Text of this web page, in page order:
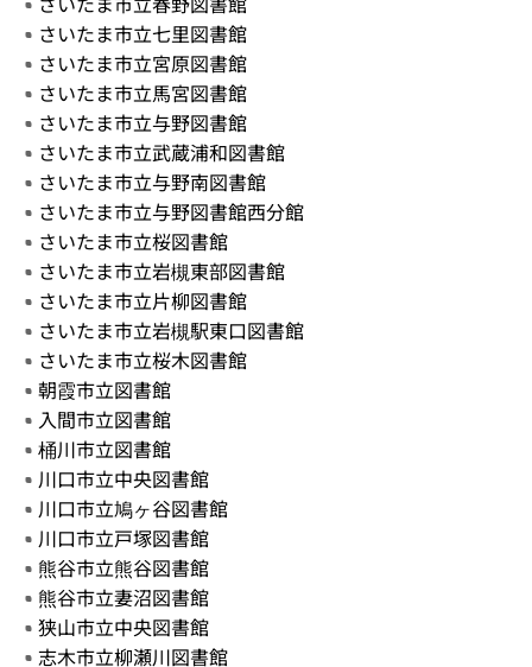
さいたま市立七里図書館
さいたま市立宮原図書館
さいたま市立馬宮図書館
さいたま市立与野図書館
さいたま市立武蔵浦和図書館
さいたま市立与野南図書館
さいたま市立与野図書館西分館
さいたま市立桜図書館
さいたま市立岩槻東部図書館
さいたま市立片柳図書館
さいたま市立岩槻駅東口図書館
さいたま市立桜木図書館
朝霞市立図書館
入間市立図書館
桶川市立図書館
川口市立中央図書館
川口市立鳩ヶ谷図書館
川口市立戸塚図書館
熊谷市立熊谷図書館
熊谷市立妻沼図書館
狭山市立中央図書館
志木市立柳瀬川図書館